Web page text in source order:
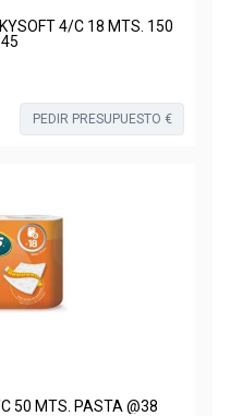
4/C 18 MTS. 150
PEDIR PRESUPUESTO €
50 MTS. PASTA @38